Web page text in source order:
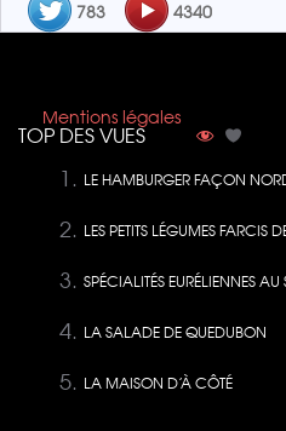
783 4340
Mentions légales
TOP DES VUES
LE HAMBURGER FAÇON
LES PETITS LÉGUMES FARCIS
SPÉCIALITÉS EURÉLIENNES
LA SALADE DE QUEDUBON
LA MAISON D’À CÔTÉ